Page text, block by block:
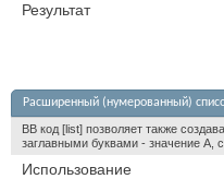
Результат
Расширенный (нумерованный)
BB код [list] позволяет также
заглавными буквами - значение
Использование